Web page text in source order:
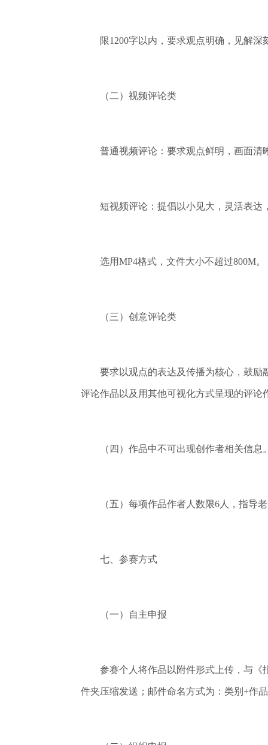
限1200字以内，要求观点明确，见解深刻
（二）视频评论类
普通视频评论：要求观点鲜明，画面清
短视频评论：提倡以小见大，灵活表达
选用MP4格式，文件大小不超过800M。
（三）创意评论类
要求以观点的表达及传播为核心，鼓励融
评论作品以及用其他可视化方式呈现的评论
（四）作品中不可出现创作者相关信息
（五）每项作品作者人数限6人，指导老
七、参赛方式
（一）自主申报
参赛个人将作品以附件形式上传，与《报
件夹压缩发送；邮件命名方式为：类别+作